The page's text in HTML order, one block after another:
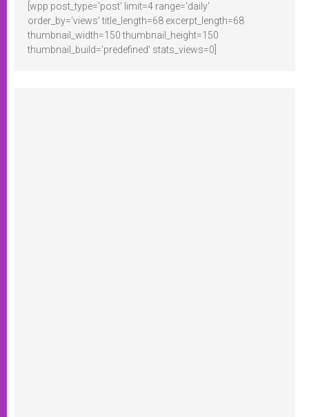
[wpp post_type='post' limit=4 range='daily'
order_by='views' title_length=68 excerpt_length=68
thumbnail_width=150 thumbnail_height=150
thumbnail_build='predefined' stats_views=0]